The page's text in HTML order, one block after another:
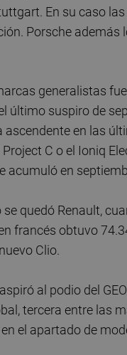
En su caso
Porsche
generalistas
suspiro de
ascendente en las
C o el Ioniq
acumuló en
quedó Renault,
francés obtuvo
Clio.
al podio del
tercera entre las
el apartado de